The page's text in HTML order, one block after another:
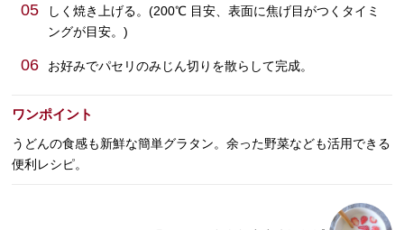
05
しく焼き上げる。(200℃ 目安、表面に焦げ目がつくタイミ
ングが目安。)
06 お好みでパセリのみじん切りを散らして完成。
ワンポイント
うどんの食感も新鮮な簡単グラタン。余った野菜なども活用できる
便利レシピ。